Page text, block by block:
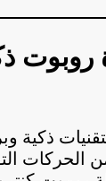
روبوت
ذكية
الحركات